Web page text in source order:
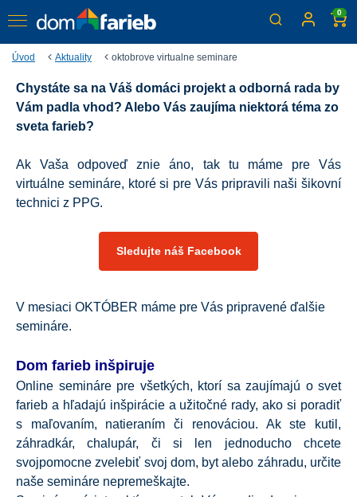
0
Úvod Aktuality oktobrove virtualne seminare
Októbrové virtuálne
semináre
Chystáte sa na Váš domáci projekt a odborná rada by
Vám padla vhod? Alebo Vás zaujíma niektorá téma zo
sveta farieb?
Ak Vaša odpoveď znie áno, tak tu máme pre Vás
virtuálne semináre, ktoré si pre Vás pripravili naši šikovní
technici z PPG.
Sledujte náš Facebook
V mesiaci OKTÓBER máme pre Vás pripravené ďalšie
semináre.
Dom farieb inšpiruje
Online semináre pre všetkých, ktorí sa zaujímajú o svet
farieb a hľadajú inšpirácie a užitočné rady, ako si poradiť
s maľovaním, natieraním či renováciou. Ak ste kutil,
záhradkár, chalupár, či si len jednoducho chcete
svojpomocne zvelebiť svoj dom, byt alebo záhradu, určite
naše semináre nepremeškajte.